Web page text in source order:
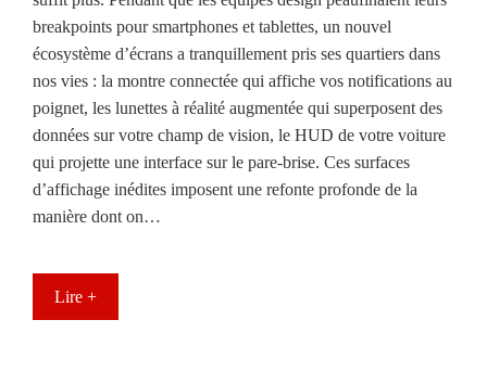
breakpoints pour smartphones et tablettes, un nouvel
écosystème d’écrans a tranquillement pris ses quartiers dans
nos vies : la montre connectée qui affiche vos notifications au
poignet, les lunettes à réalité augmentée qui superposent des
données sur votre champ de vision, le HUD de votre voiture
qui projette une interface sur le pare-brise. Ces surfaces
d’affichage inédites imposent une refonte profonde de la
manière dont on…
Lire +